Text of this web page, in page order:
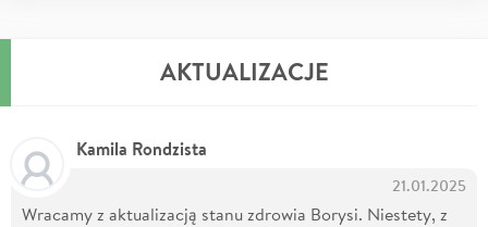
AKTUALIZACJE
Kamila Rondzista
21.01.2025
Wracamy z aktualizacją stanu zdrowia Borysi. Niestety, z